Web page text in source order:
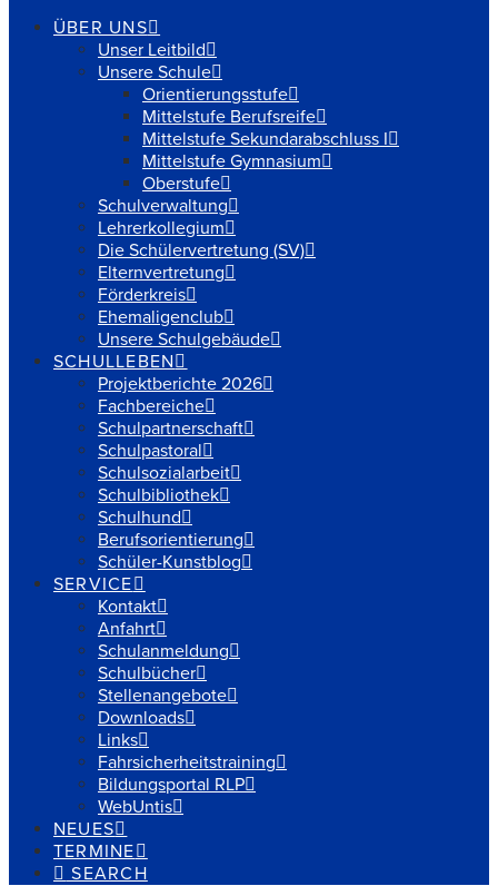
ÜBER UNS
Unser Leitbild
Unsere Schule
Orientierungsstufe
Mittelstufe Berufsreife
Mittelstufe Sekundarabschluss I
Mittelstufe Gymnasium
Oberstufe
Schulverwaltung
Lehrerkollegium
Die Schülervertretung (SV)
Elternvertretung
Förderkreis
Ehemaligenclub
Unsere Schulgebäude
SCHULLEBEN
Projektberichte 2026
Fachbereiche
Schulpartnerschaft
Schulpastoral
Schulsozialarbeit
Schulbibliothek
Schulhund
Berufsorientierung
Schüler-Kunstblog
SERVICE
Kontakt
Anfahrt
Schulanmeldung
Schulbücher
Stellenangebote
Downloads
Links
Fahrsicherheitstraining
Bildungsportal RLP
WebUntis
NEUES
TERMINE
SEARCH